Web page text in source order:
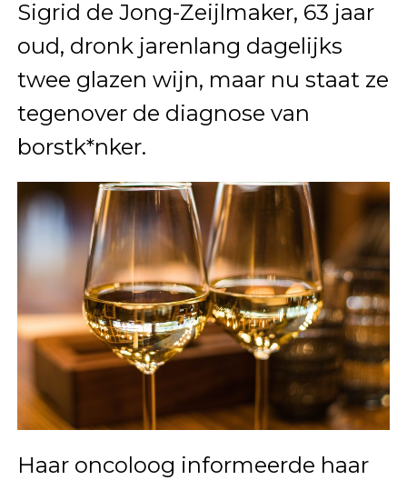
Sigrid de Jong-Zeijlmaker, 63 jaar
oud, dronk jarenlang dagelijks
twee glazen wijn, maar nu staat ze
tegenover de diagnose van
borstk*nker.
Haar oncoloog informeerde haar